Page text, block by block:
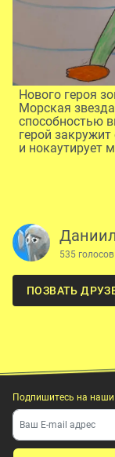
Нового героя
Морская
способностью
герой
и нокаутирует
Даниил
535 голосов
ПОЗВАТЬ
Подпишитесь на наши